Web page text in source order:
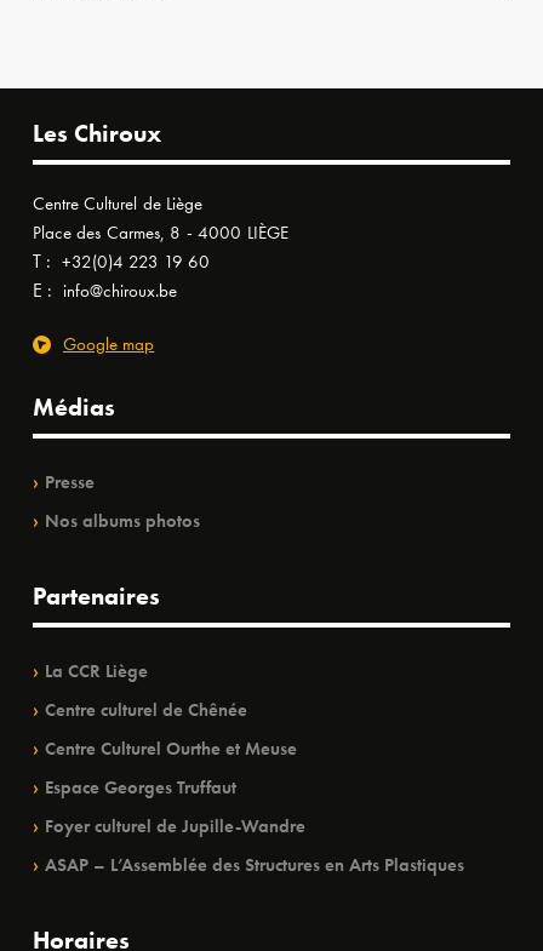
Les Chiroux
Centre Culturel de Liège
Place des Carmes, 8 - 4000 LIÈGE
T : +32(0)4 223 19 60
E : info@chiroux.be
Google map
Médias
Presse
Nos albums photos
Partenaires
La CCR Liège
Centre culturel de Chênée
Centre Culturel Ourthe et Meuse
Espace Georges Truffaut
Foyer culturel de Jupille-Wandre
ASAP – L’Assemblée des Structures en Arts Plastiques
Horaires